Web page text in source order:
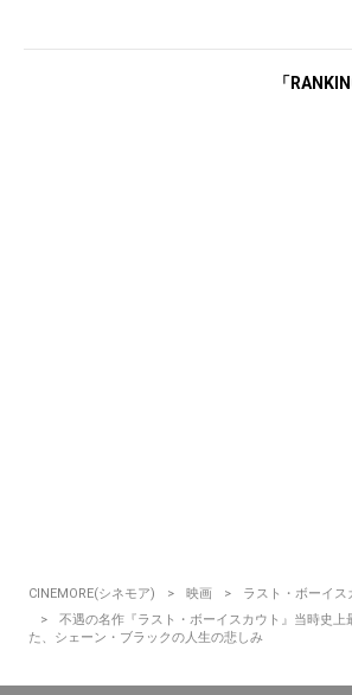
「
CINEMORE(シネモア) 映画
ラスト・ボーイス
不遇の名作『ラスト・ボーイスカウト』当時史上
た、シェーン・ブラックの人生の悲しみ